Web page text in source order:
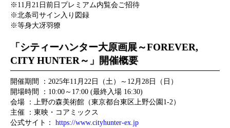
※11月21日前日プレミアム内覧会ご招待
※北条司サイン入り図録
※等身大冴羽獠
「シティーハンター大原画展～FOREVER,
CITY HUNTER～」開催概要
開催期間 ：2025年11月22日（土）～12月28日（日）
開場時間 ：10:00～17:00 (最終入場 16:30)
会場 ：上野の森美術館（東京都台東区上野公園1-2）
主催 ：東映・コアミックス
公式サイト： https://www.cityhunter-ex.jp